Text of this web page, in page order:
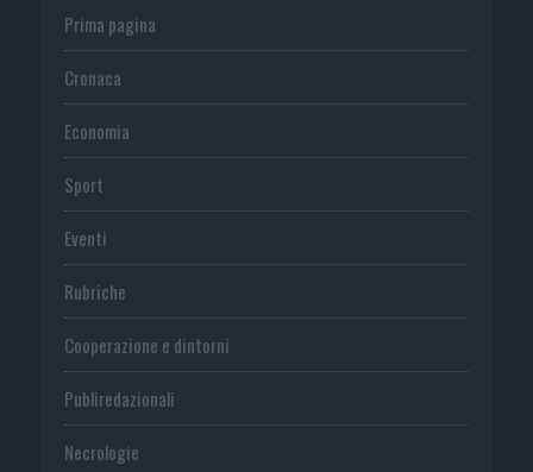
Prima pagina
Cronaca
Economia
Sport
Eventi
Rubriche
Cooperazione e dintorni
Publiredazionali
Necrologie